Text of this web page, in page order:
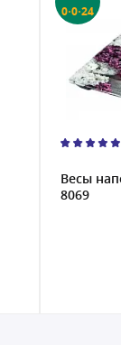
0·0·24
Весы
8069